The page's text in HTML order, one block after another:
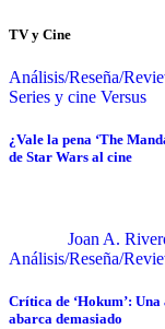
TV y Cine
Análisis/Reseña/
Series y cine Versus
¿Vale la pena ‘The
de Star Wars al cine
Joan A.
Análisis/Reseña/
Crítica de ‘Hokum’:
abarca demasiado